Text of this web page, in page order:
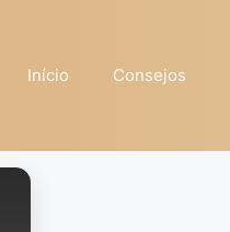
Início Consejos